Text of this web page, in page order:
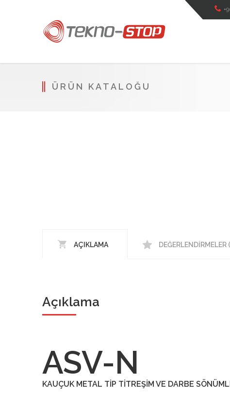
ÜRÜN KATALOĞU
AÇIKLAMA DEĞERLENDIRMELER
Açıklama
ASV-N
KAUÇUK METAL TİP TİTREŞİM VE DARBE